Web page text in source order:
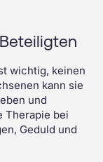
wichtig, keinen
kann sie
und
Therapie bei
Geduld und